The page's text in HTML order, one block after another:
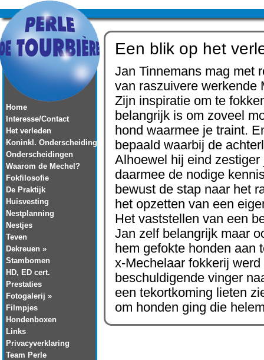
Home
Interesse/Contact
Het verleden
Koninkl. Onderscheiding
Onderscheidingen
Waarom de Mechel?
Fokfilosofie
De Praktijk
Huisvesting
Nestplanning
Nestjes
Teven
Dekreuen »
Stambomen
HD, ED cert.
Prestaties
Fotogalerij »
Filmpjes
Hondenboxen
Links
Privacyverklaring
Team Perle
Een blik op het
Jan Tinnemans mag met
van raszuivere werkende
Zijn inspiratie om te
belangrijk is om zoveel
hond waarmee je traint.
bepaald waarbij de
Alhoewel hij eind
daarmee de nodige
bewust de stap naar het
het opzetten van een
Het vaststellen van een
Jan zelf belangrijk maar
hem gefokte honden aan
x-Mechelaar fokkerij
beschuldigende vinger
een tekortkoming lieten
om honden ging die